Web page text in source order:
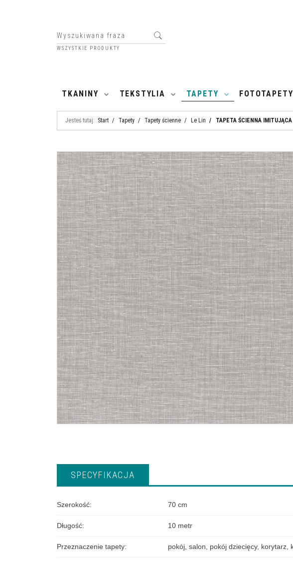
WSZYSTKIE PRODUKTY
TKANINY TEKSTYLIA TAPETY FOTOTAPETY
Jesteś tutaj: Start / Tapety / Tapety ścienne / Le Lin / TAPETA ŚCIENNA
SPECYFIKACJA
Szerokość: 70 cm
Długość: 10 metr
Przeznaczenie tapety: pokój salon pokój dziecięcy, korytarz